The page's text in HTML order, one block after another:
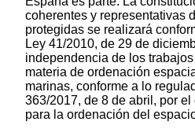
coherentes y representativas
protegidas se realizará
Ley 41/2010, de 29 de
independencia de los
materia de ordenación
marinas, conforme a lo
363/2017, de 8 de abril, por
para la ordenación del